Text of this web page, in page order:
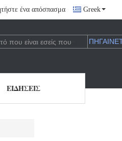
ένα απόσπασμα Greek
ΕΙΔΉΣΕΙΣ